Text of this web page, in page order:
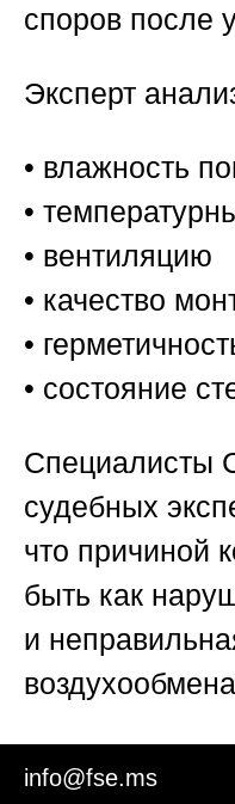
споров после
Эксперт
• влажность
•
• вентиляцию
• качество
•
• состояние
Специалисты
судебных
что причиной
быть как
и
Именно
info@fse.ms